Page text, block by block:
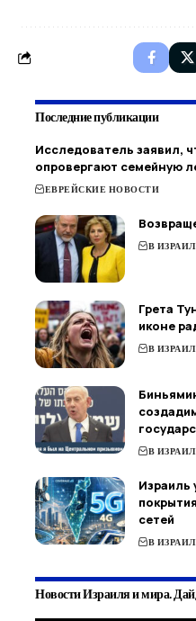
Последние публикации
Исследователь заявил,
опровергают семейную
ЕВРЕЙСКИЕ НОВОСТИ
В
Грета
иконе
В
В
Израиль
сетей
В
Новости Израиля и мира.